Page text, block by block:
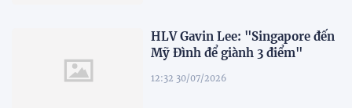
HLV Gavin Lee: "Singapore đến
Mỹ Đình để giành 3 điểm"
12:32 30/07/2026